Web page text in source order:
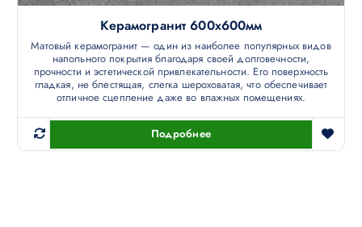
Керамогранит 600х600мм
Матовый керамогранит — один из наиболее популярных видов
напольного покрытия благодаря своей долговечности,
прочности и эстетической привлекательности. Его поверхность
гладкая, не блестящая, слегка шероховатая, что обеспечивает
отличное сцепление даже во влажных помещениях.
Подробнее